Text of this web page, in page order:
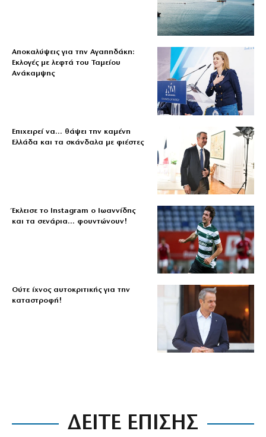
Αποκαλύψεις για την Αγαπηδάκη:
Εκλογές με λεφτά του Ταμείου
Ανάκαμψης
Επιχειρεί να… θάψει την καμένη
Ελλάδα και τα σκάνδαλα με φιέστες
Έκλεισε το Instagram ο Ιωαννίδης
και τα σενάρια… φουντώνουν!
Ούτε ίχνος αυτοκριτικής για την
καταστροφή!
ΔΕΙΤΕ ΕΠΙΣΗΣ